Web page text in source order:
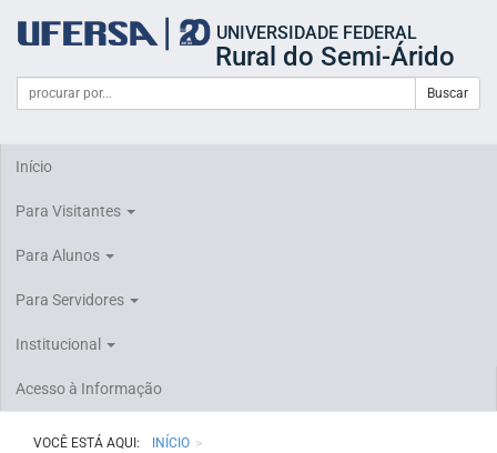
portal
UFERSA
UNIVERSIDADE FEDERAL
Rural do Semi-Árido
Formulário
Busca
Campo
de
Buscar
Início
Para Visitantes
Para Alunos
Para Servidores
Institucional
Acesso à Informação
VOCÊ ESTÁ AQUI:
INÍCIO